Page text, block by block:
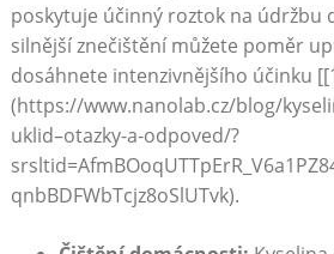
poskytuje účinný roztok na údržbu
silnější znečištění ‌můžete poměr
dosáhnete intenzivnějšího ​účinku
(https://www.nanolab.cz/blog/
uklid–otazky-a-odpoved/?
qnbBDFWbTcjz8oSlUTvk).